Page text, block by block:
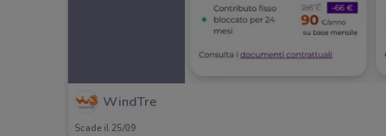
WindTre
Scade il 25/09